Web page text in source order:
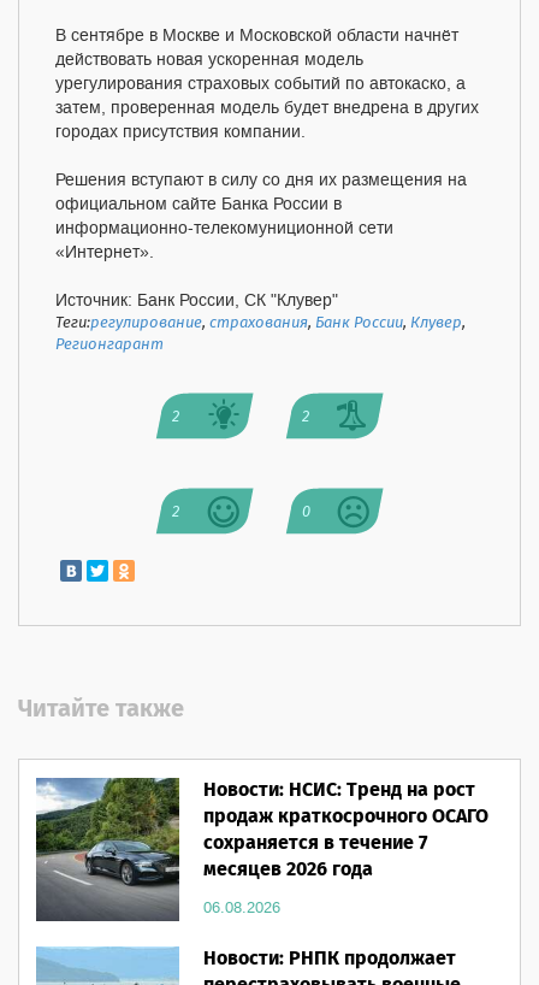
В сентябре в Москве и Московской области начнёт
действовать новая ускоренная модель
урегулирования страховых событий по автокаско, а
затем, проверенная модель будет внедрена в других
городах присутствия компании.
Решения вступают в силу со дня их размещения на
официальном сайте Банка России в
информационно-телекомуниционной сети
«Интернет».
Источник: Банк России, СК "Клувер"
Теги:регулирование,страхования, Банк России, Клувер,
Регионгарант
2 2
2 0
Читайте также
Новости: НСИС: Тренд на рост
продаж краткосрочного ОСАГО
сохраняется в течение 7
месяцев 2026 года
06.08.2026
Новости: РНПК продолжает